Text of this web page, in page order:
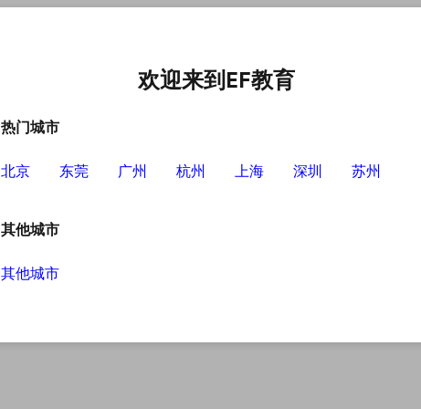
欢迎来到EF教育
热门城市
北京 东莞 广州 杭州 上海 深圳 苏州
其他城市
其他城市